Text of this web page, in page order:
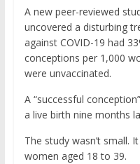
A new peer-reviewed
uncovered a disturbing
against COVID-19 had
conceptions per 1,000
were unvaccinated.
A “successful
a live birth nine months
The study wasn’t small.
women aged 18 to 39.